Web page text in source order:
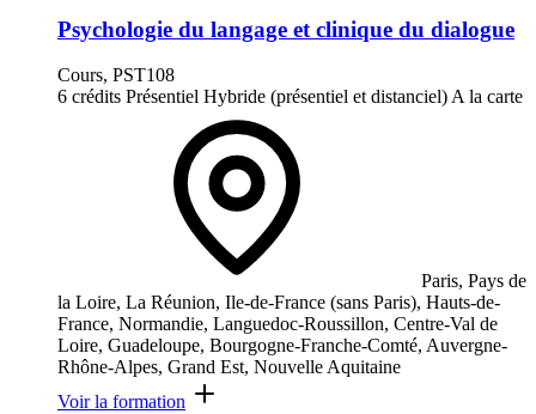
Psychologie du langage et clinique du dialogue
Cours, PST108
6 crédits Présentiel Hybride (présentiel et distanciel) A la carte
Paris, Pays de
la Loire, La Réunion, Ile-de-France (sans Paris), Hauts-de-
France, Normandie, Languedoc-Roussillon, Centre-Val de
Loire, Guadeloupe, Bourgogne-Franche-Comté, Auvergne-
Rhône-Alpes, Grand Est, Nouvelle Aquitaine
Voir la formation